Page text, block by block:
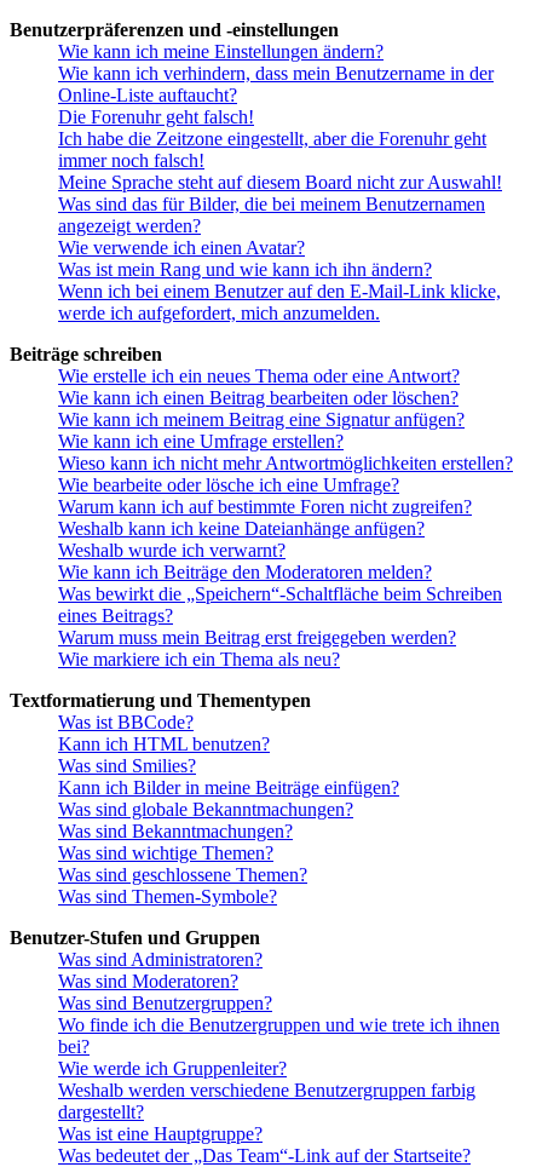
Benutzerpräferenzen und -einstellungen
Wie kann ich meine Einstellungen ändern?
Wie kann ich verhindern, dass mein Benutzername in der
Online-Liste auftaucht?
Die Forenuhr geht falsch!
Ich habe die Zeitzone eingestellt, aber die Forenuhr geht
immer noch falsch!
Meine Sprache steht auf diesem Board nicht zur Auswahl!
Was sind das für Bilder, die bei meinem Benutzernamen
angezeigt werden?
Wie verwende ich einen Avatar?
Was ist mein Rang und wie kann ich ihn ändern?
Wenn ich bei einem Benutzer auf den E-Mail-Link klicke,
werde ich aufgefordert, mich anzumelden.
Beiträge schreiben
Wie erstelle ich ein neues Thema oder eine Antwort?
Wie kann ich einen Beitrag bearbeiten oder löschen?
Wie kann ich meinem Beitrag eine Signatur anfügen?
Wie kann ich eine Umfrage erstellen?
Wieso kann ich nicht mehr Antwortmöglichkeiten erstellen?
Wie bearbeite oder lösche ich eine Umfrage?
Warum kann ich auf bestimmte Foren nicht zugreifen?
Weshalb kann ich keine Dateianhänge anfügen?
Weshalb wurde ich verwarnt?
Wie kann ich Beiträge den Moderatoren melden?
Was bewirkt die „Speichern“-Schaltfläche beim Schreiben
eines Beitrags?
Warum muss mein Beitrag erst freigegeben werden?
Wie markiere ich ein Thema als neu?
Textformatierung und Thementypen
Was ist BBCode?
Kann ich HTML benutzen?
Was sind Smilies?
Kann ich Bilder in meine Beiträge einfügen?
Was sind globale Bekanntmachungen?
Was sind Bekanntmachungen?
Was sind wichtige Themen?
Was sind geschlossene Themen?
Was sind Themen-Symbole?
Benutzer-Stufen und Gruppen
Was sind Administratoren?
Was sind Moderatoren?
Was sind Benutzergruppen?
Wo finde ich die Benutzergruppen und wie trete ich ihnen
bei?
Wie werde ich Gruppenleiter?
Weshalb werden verschiedene Benutzergruppen farbig
dargestellt?
Was ist eine Hauptgruppe?
Was bedeutet der „Das Team“-Link auf der Startseite?